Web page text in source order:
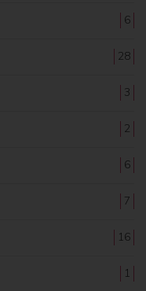
6
28
3
2
6
7
16
1